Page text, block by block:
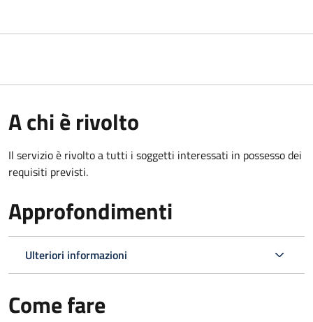
A chi è rivolto
Il servizio è rivolto a tutti i soggetti interessati in possesso dei
requisiti previsti.
Approfondimenti
Ulteriori informazioni
Come fare